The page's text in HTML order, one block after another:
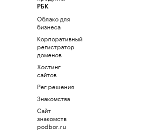
РБК
Облако для
бизнеса
Корпоративный
регистратор
доменов
Хостинг
сайтов
Рег.решения
Знакомства
Сайт
знакомств
podbor.ru